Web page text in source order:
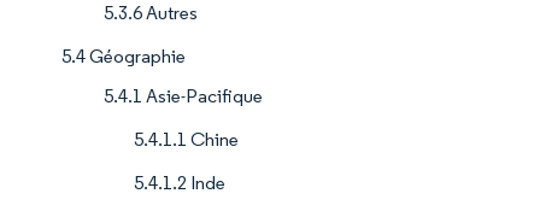
5.3.6 Autres
5.4 Géographie
5.4.1 Asie-Pacifique
5.4.1.1 Chine
5.4.1.2 Inde